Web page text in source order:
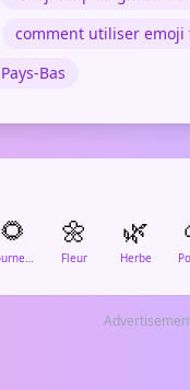
comment utiliser emoji
Pays-Bas
🌻
Tournesol
🌼
Fleur
🌿
Herbe